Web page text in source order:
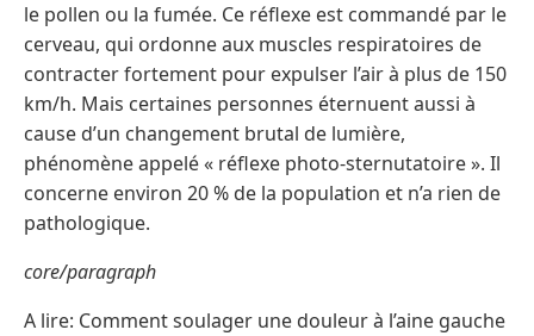
le pollen ou la fumée. Ce réflexe est commandé par le
cerveau, qui ordonne aux muscles respiratoires de
contracter fortement pour expulser l’air à plus de 150
km/h. Mais certaines personnes éternuent aussi à
cause d’un changement brutal de lumière,
phénomène appelé « réflexe photo-sternutatoire ». Il
concerne environ 20 % de la population et n’a rien de
pathologique.
core/paragraph
A lire: Comment soulager une douleur à l’aine gauche